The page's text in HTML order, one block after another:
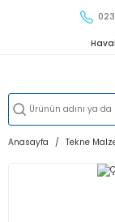
Anasayfa Tekne